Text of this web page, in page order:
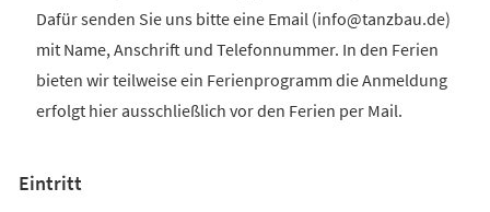
Dafür senden Sie uns bitte eine Email (info@tanzbau.de)
mit Name, Anschrift und Telefonnummer. In den Ferien
bieten wir teilweise ein Ferienprogramm die Anmeldung
erfolgt hier ausschließlich vor den Ferien per Mail.
Eintritt